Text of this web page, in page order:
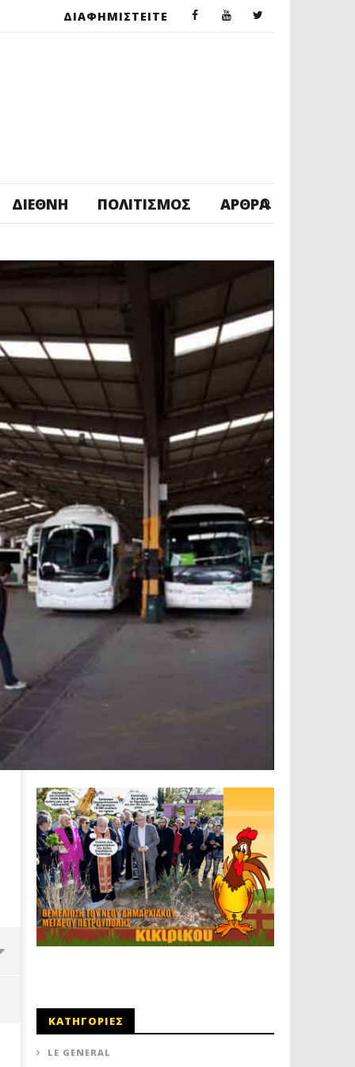
ΔΙΑΦΗΜΙΣΤΕΙΤΕ
ΔΙΕΘΝΉ ΠΟΛΙΤΙΣΜΌΣ ΆΡΘΡΑ
ΚΑΤΗΓΟΡΙΕΣ
LE GENERAL